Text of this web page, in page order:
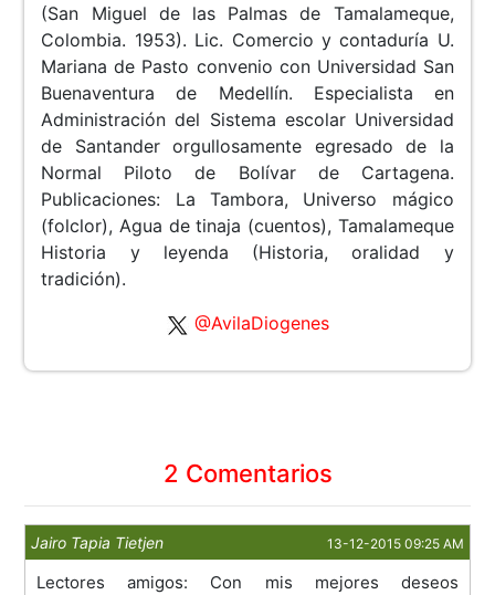
(San Miguel de las Palmas de Tamalameque,
Colombia. 1953). Lic. Comercio y contaduría U.
Mariana de Pasto convenio con Universidad San
Buenaventura de Medellín. Especialista en
Administración del Sistema escolar Universidad
de Santander orgullosamente egresado de la
Normal Piloto de Bolívar de Cartagena.
Publicaciones: La Tambora, Universo mágico
(folclor), Agua de tinaja (cuentos), Tamalameque
Historia y leyenda (Historia, oralidad y
tradición).
@AvilaDiogenes
2 Comentarios
Jairo Tapia Tietjen 13-12-2015 09:25 AM
Lectores amigos: Con mis mejores deseos